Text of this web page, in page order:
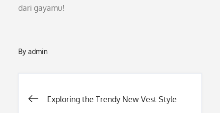
dari gayamu!
Byadmin
Post
Exploring the Trendy New Vest Style